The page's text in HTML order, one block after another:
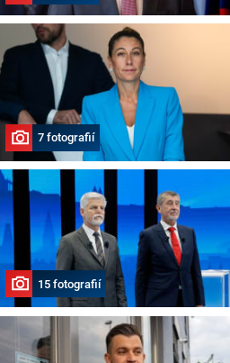
7 fotografií
15 fotografií